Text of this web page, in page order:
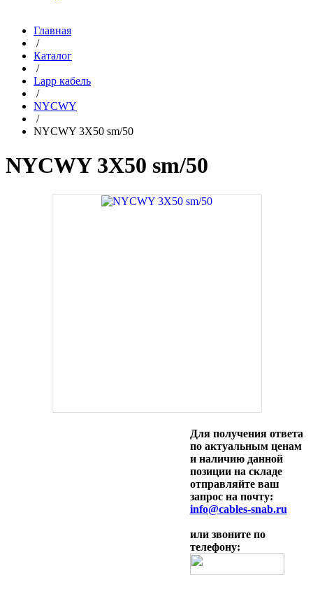
Главная
/
Каталог
/
Lapp кабель
/
NYCWY
/
NYCWY 3X50 sm/50
NYCWY 3X50 sm/50
Для получения ответа
по актуальным ценам
и наличию данной
позиции на складе
отправляйте ваш
запрос на почту:
info@cables-snab.ru
или звоните по
телефону: